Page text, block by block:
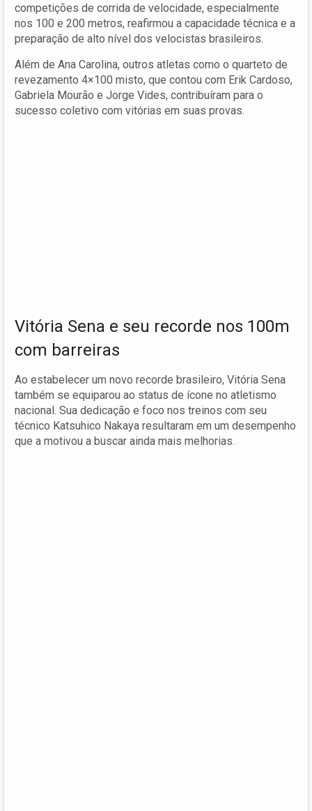
competições de corrida de velocidade, especialmente
nos 100 e 200 metros, reafirmou a capacidade técnica e a
preparação de alto nível dos velocistas brasileiros.
Além de Ana Carolina, outros atletas como o quarteto de
revezamento 4×100 misto, que contou com Erik Cardoso,
Gabriela Mourão e Jorge Vides, contribuíram para o
sucesso coletivo com vitórias em suas provas.
Vitória Sena e seu recorde nos 100m
com barreiras
Ao estabelecer um novo recorde brasileiro, Vitória Sena
também se equiparou ao status de ícone no atletismo
nacional. Sua dedicação e foco nos treinos com seu
técnico Katsuhico Nakaya resultaram em um desempenho
que a motivou a buscar ainda mais melhorias.